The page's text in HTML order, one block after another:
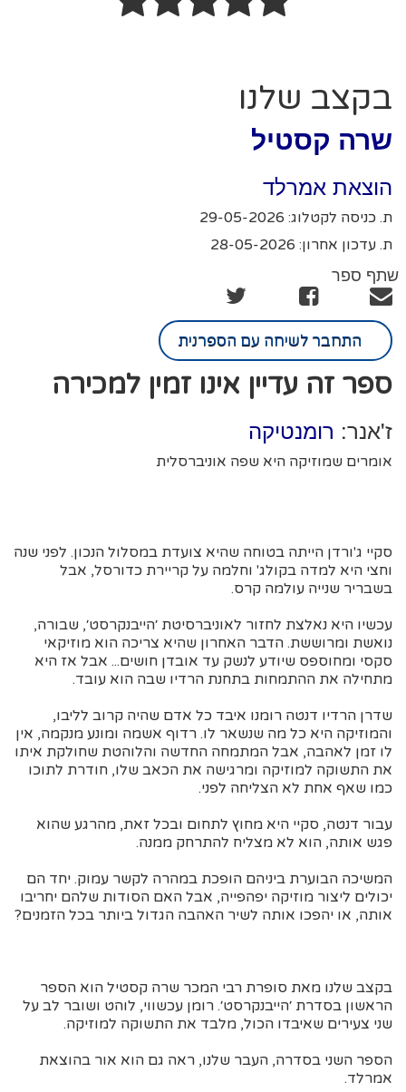
בקצב שלנו
שרה קסטיל
הוצאת אמרלד
ת. כניסה לקטלוג: 29-05-2026
ת. עדכון אחרון: 28-05-2026
שתף ספר
התחבר לשיחה עם הספרנית
ספר זה עדיין אינו זמין למכירה
ז'אנר: רומנטיקה
אומרים שמוזיקה היא שפה אוניברסלית
סקיי ג'ורדן הייתה בטוחה שהיא צועדת במסלול הנכון. לפני שנה
וחצי היא למדה בקולג' וחלמה על קריירת כדורסל, אבל
בשבריר שנייה עולמה קרס.
עכשיו היא נאלצת לחזור לאוניברסיטת ׳הייבנקרסט׳, שבורה,
נואשת ומרוששת. הדבר האחרון שהיא צריכה הוא מוזיקאי
סקסי ומחוספס שיודע לנשק עד אובדן חושים... אבל אז היא
מתחילה את ההתמחות בתחנת הרדיו שבה הוא עובד.
שדרן הרדיו דנטה רומנו איבד כל אדם שהיה קרוב לליבו,
והמוזיקה היא כל מה שנשאר לו. רדוף אשמה ומונע מנקמה, אין
לו זמן לאהבה, אבל המתמחה החדשה והלוהטת שחולקת איתו
את התשוקה למוזיקה ומרגישה את הכאב שלו, חודרת לתוכו
כמו שאף אחת לא הצליחה לפני.
עבור דנטה, סקיי היא מחוץ לתחום ובכל זאת, מהרגע שהוא
פגש אותה, הוא לא מצליח להתרחק ממנה.
המשיכה הבוערת ביניהם הופכת במהרה לקשר עמוק. יחד הם
יכולים ליצור מוזיקה יפהפייה, אבל האם הסודות שלהם יחריבו
אותה, או יהפכו אותה לשיר האהבה הגדול ביותר בכל הזמנים?
בקצב שלנו מאת סופרת רבי המכר שרה קסטיל הוא הספר
הראשון בסדרת ׳הייבנקרסט׳. רומן עכשווי, לוהט ושובר לב על
שני צעירים שאיבדו הכול, מלבד את התשוקה למוזיקה.
הספר השני בסדרה, העבר שלנו, ראה גם הוא אור בהוצאת
אמרלד.